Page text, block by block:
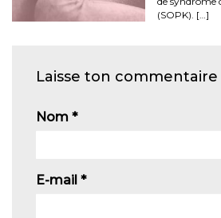
(SOPK). […]
Laisse ton commentaire
Nom *
E-mail *